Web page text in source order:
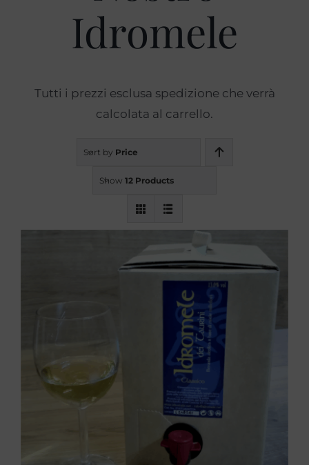
Idromele
Tutti i prezzi esclusa spedizione che verrà
calcolata al carrello.
Sort by Price
Show 12 Products